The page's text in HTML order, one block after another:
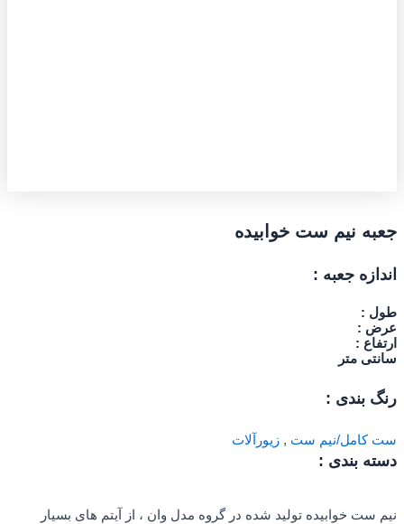
جعبه نیم ست خوابیده
اندازه جعبه :
طول :
عرض :
ارتفاع :
سانتی متر
رنگ بندی :
ست کامل/نیم ست , زیورآلات
دسته بندی :
نیم ست خوابیده تولید شده در گروه مدل وان ، از آیتم های بسیار